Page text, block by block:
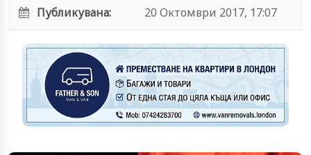
Публикувана:
20 Октомври 2017, 17:07